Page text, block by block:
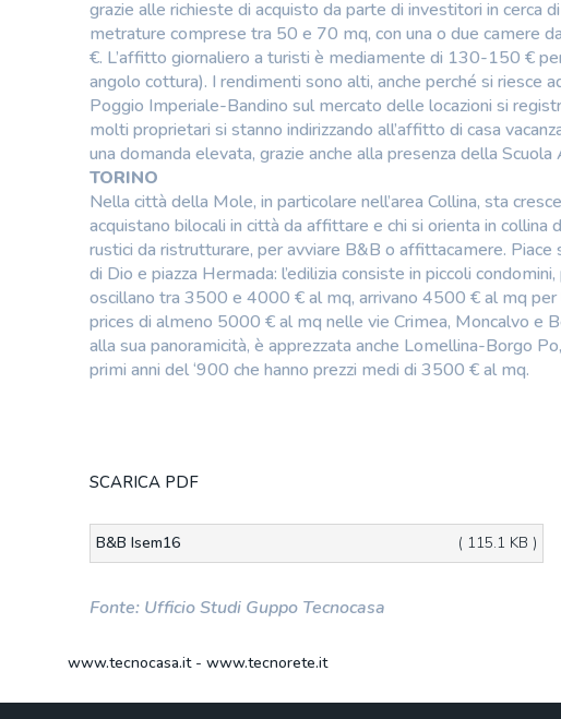
grazie alle richieste di acquisto da parte di investitori in cerca
metrature comprese tra 50 e 70 mq, con una o due camere
€. L’affitto giornaliero a turisti è mediamente di 130-150 €
angolo cottura). I rendimenti sono alti, anche perché si riesce
Poggio Imperiale-Bandino sul mercato delle locazioni si
molti proprietari si stanno indirizzando all’affitto di casa
una domanda elevata, grazie anche alla presenza della Scuola
TORINO
Nella città della Mole, in particolare nell’area Collina, sta
acquistano bilocali in città da affittare e chi si orienta in
rustici da ristrutturare, per avviare B&B o affittacamere. Piace
di Dio e piazza Hermada: l’edilizia consiste in piccoli
oscillano tra 3500 e 4000 € al mq, arrivano 4500 € al mq
prices di almeno 5000 € al mq nelle vie Crimea, Moncalvo e
alla sua panoramicità, è apprezzata anche Lomellina-Borgo
primi anni del ‘900 che hanno prezzi medi di 3500 € al mq.
SCARICA PDF
B&B Isem16 ( 115.1 KB )
Fonte: Ufficio Studi Guppo Tecnocasa
www.tecnocasa.it- www.tecnorete.it